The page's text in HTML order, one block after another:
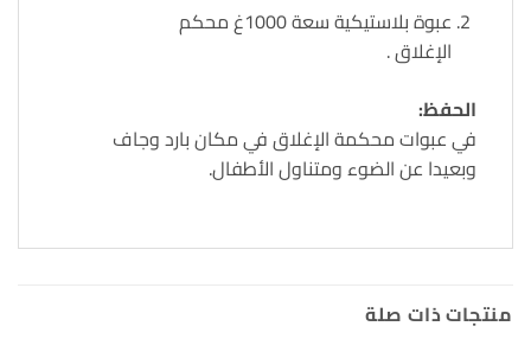
عبوة بلاستيكية سعة 1000غ محكم
الإغلاق .
الحفظ:
في عبوات محكمة الإغلاق في مكان بارد وجاف
وبعيدا عن الضوء ومتناول الأطفال.
منتجات ذات صلة